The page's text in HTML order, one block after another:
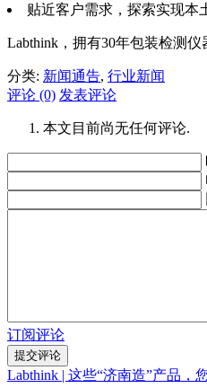
贴近客户需求，探索实现本
Labthink，拥有30年包装检测
分类: 新闻通告, 行业新闻
评论 (0) 发表评论
本文目前尚无任何评论.
订阅评论
Labthink | 这些“济南造”产品，